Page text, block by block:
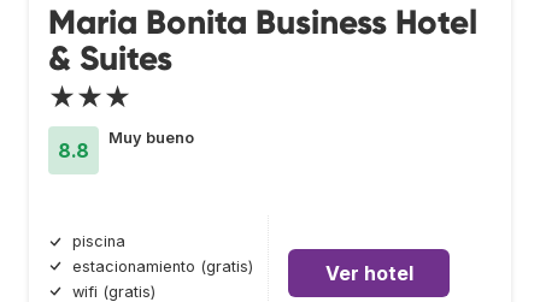
Maria Bonita Business Hotel
& Suites
★★★
8.8
Muy bueno
piscina
estacionamiento (gratis)
wifi (gratis)
Ver hotel